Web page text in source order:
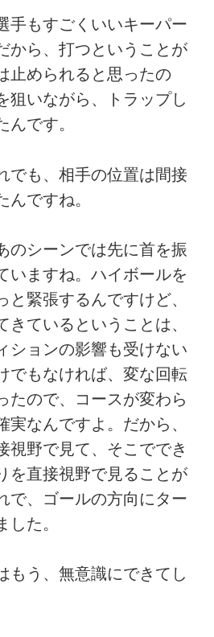
もすごくいいキーパー
から、打つということが
止められると思ったの
狙いながら、トラップし
んです。
も、相手の位置は間接
んですね。
のシーンでは先に首を振
いますね。ハイボールを
と緊張するんですけど、
きているということは、
ションの影響も受けない
でもなければ、変な回転
たので、コースが変わら
実なんですよ。だから、
視野で見て、そこででき
を直接視野で見ることが
で、ゴールの方向にター
した。
う、無意識にできてし